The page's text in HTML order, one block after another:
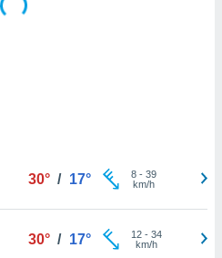
30° / 17° 8- 39
km/h
30° / 17° 12- 34
km/h